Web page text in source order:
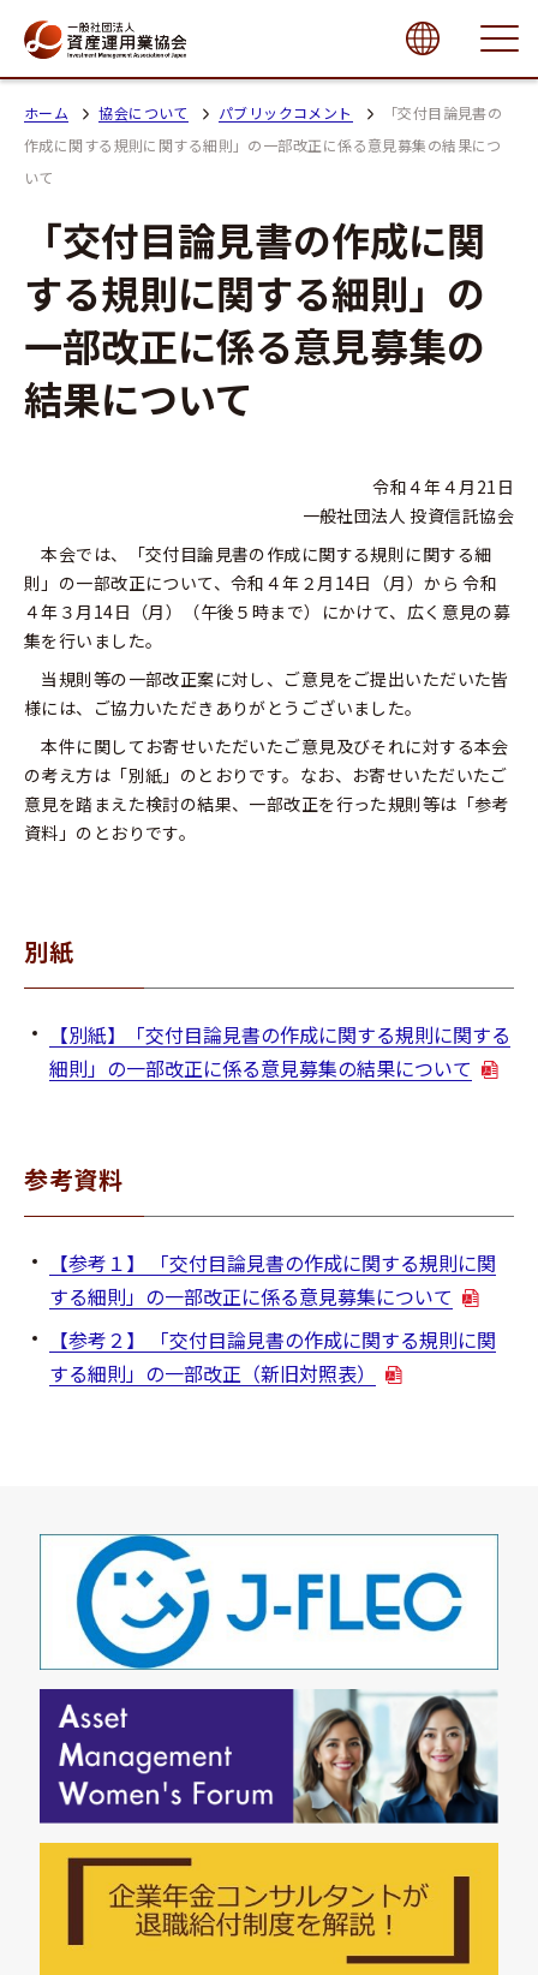
close
ホーム 協会について パブリックコメント
「交付目論見書の
作成に関する規則に関する細則」の一部改正に係る意見募集の結果につ
いて
「交付目論見書の作成に関
する規則に関する細則」の
一部改正に係る意見募集の
結果について
令和４年４月21日
一般社団法人 投資信託協会
本会では、「交付目論見書の作成に関する規則に関する細
則」の一部改正について、令和４年２月14日（月）から 令和
４年３月14日（月）（午後５時まで）にかけて、広く意見の募
集を行いました。
当規則等の一部改正案に対し、ご意見をご提出いただいた皆
様には、ご協力いただきありがとうございました。
本件に関してお寄せいただいたご意見及びそれに対する本会
の考え方は「別紙」のとおりです。なお、お寄せいただいたご
意見を踏まえた検討の結果、一部改正を行った規則等は「参考
資料」のとおりです。
別紙
【別紙】「交付目論見書の作成に関する規則に関する
細則」の一部改正に係る意見募集の結果について
参考資料
【参考１】 「交付目論見書の作成に関する規則に関
する細則」の一部改正に係る意見募集について
【参考２】 「交付目論見書の作成に関する規則に関
する細則」の一部改正（新旧対照表）